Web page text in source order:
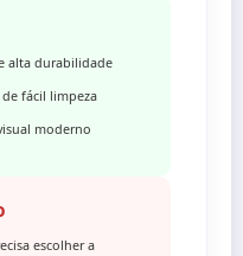
alta durabilidade
de fácil limpeza
moderno
escolher a